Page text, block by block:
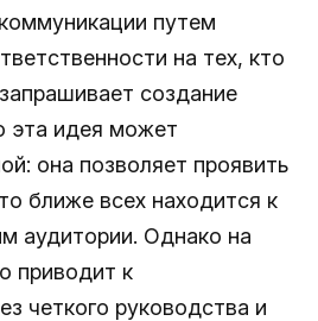
путем
на тех, кто
создание
эта идея может
она позволяет проявить
ближе всех находится к
аудитории. Однако на
приводит к
четкого руководства и